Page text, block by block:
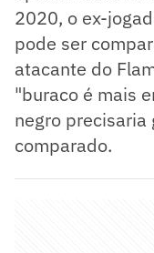
2020, o ex-
pode ser
atacante do
"buraco é mais
negro precisaria
comparado.